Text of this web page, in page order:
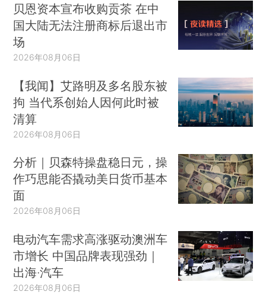
贝恩资本宣布收购贡茶 在中
国大陆无法注册商标后退出市
场
2026年08月06日
【我闻】艾路明及多名股东被
拘 当代系创始人因何此时被
清算
2026年08月06日
分析｜贝森特操盘稳日元，操
作巧思能否撬动美日货币基本
面
2026年08月06日
电动汽车需求高涨驱动澳洲车
市增长 中国品牌表现强劲｜
出海·汽车
2026年08月06日